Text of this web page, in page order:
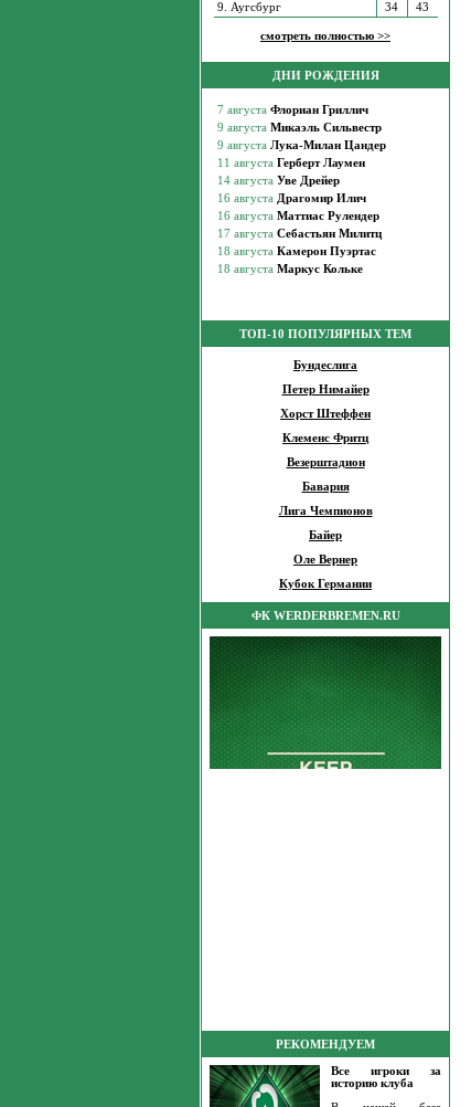
9. Аугсбург
34 43
смотреть полностью >>
ДНИ РОЖДЕНИЯ
ТОП-10 ПОПУЛЯРНЫХ ТЕМ
Бундеслига
Петер Нимайер
Хорст Штеффен
Клеменс Фритц
Везерштадион
Бавария
Лига Чемпионов
Байер
Оле Вернер
Кубок Германии
ФК WERDERBREMEN.RU
РЕКОМЕНДУЕМ
Все игроки за
историю клуба